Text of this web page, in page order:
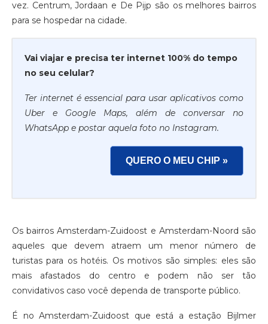
vez. Centrum, Jordaan e De Pijp são os melhores bairros
para se hospedar na cidade.
Vai viajar e precisa ter internet 100% do tempo
no seu celular?
Ter internet é essencial para usar aplicativos como
Uber e Google Maps, além de conversar no
WhatsApp e postar aquela foto no Instagram.
QUERO O MEU CHIP »
Os bairros Amsterdam-Zuidoost e Amsterdam-Noord são
aqueles que devem atraem um menor número de
turistas para os hotéis. Os motivos são simples: eles são
mais afastados do centro e podem não ser tão
convidativos caso você dependa de transporte público.
É no Amsterdam-Zuidoost que está a estação Bijlmer